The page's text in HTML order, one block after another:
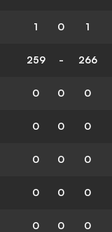
1 0 1
259 - 266
0 0 0
0 0 0
0 0 0
0 0 0
0 0 0